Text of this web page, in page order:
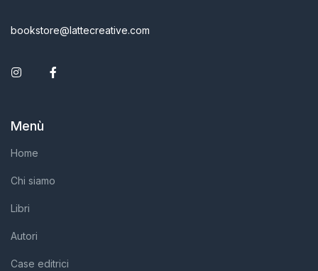
bookstore@lattecreative.com
Instagram
Menù
Home
Chi siamo
Libri
Autori
Case editrici